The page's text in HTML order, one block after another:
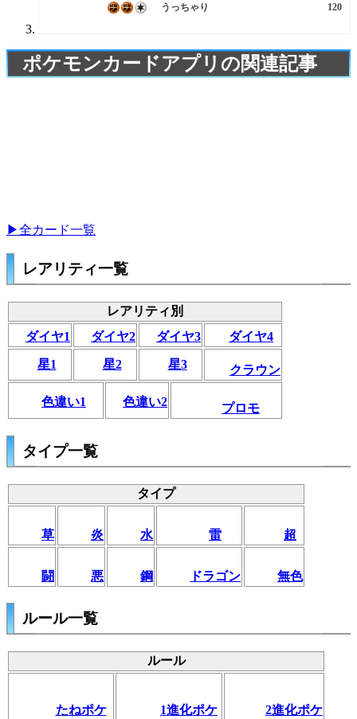
うっちゃり 120
ポケモンカードアプリの関連記事
▶全カード一覧
レアリティ一覧
レアリティ別
ダイヤ1
ダイヤ2 ダイヤ3 ダイヤ4
星1 星2 星3 クラウン
色違い1 色違い2 プロモ
タイプ一覧
タイプ
草 炎 水 雷 超
闘 悪 鋼 ドラゴン 無色
ルール一覧
ルール
たねポケ 1進化ポケ 2進化ポケ